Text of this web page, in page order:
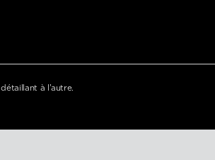
à l'autre.